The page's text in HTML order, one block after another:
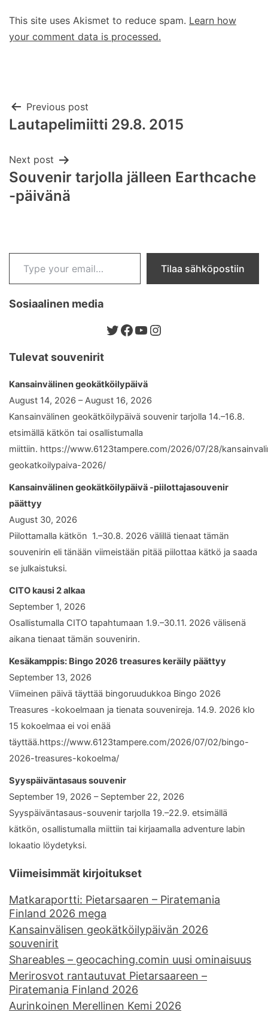
This site uses Akismet to reduce spam. Learn how
your comment data is processed.
Post
navigation
Previous post
Lautapelimiitti 29.8. 2015
Next post
Souvenir tarjolla jälleen Earthcache
-päivänä
Type your email…
Tilaa sähköpostiin
Sosiaalinen media
Twitter
Facebook
YouTube
Instagram
Tulevat souvenirit
Kansainvälinen geokätköilypäivä
August 14, 2026 – August 16, 2026
Kansainvälinen geokätköilypäivä souvenir tarjolla 14.–16.8.
etsimällä kätkön tai osallistumalla
miittiin. https://www.6123tampere.com/2026/07/28/
geokatkoilypaiva-2026/
Kansainvälinen geokätköilypäivä -piilottajasouvenir
päättyy
August 30, 2026
Piilottamalla kätkön 1.–30.8. 2026 välillä tienaat tämän
souvenirin eli tänään viimeistään pitää piilottaa kätkö ja saada
se julkaistuksi.
CITO kausi 2 alkaa
September 1, 2026
Osallistumalla CITO tapahtumaan 1.9.–30.11. 2026 välisenä
aikana tienaat tämän souvenirin.
Kesäkamppis: Bingo 2026 treasures keräily päättyy
September 13, 2026
Viimeinen päivä täyttää bingoruudukkoa Bingo 2026
Treasures -kokoelmaan ja tienata souvenireja. 14.9. 2026 klo
15 kokoelmaa ei voi enää
täyttää.https://www.6123tampere.com/2026/07/02/bingo-
2026-treasures-kokoelma/
Syyspäiväntasaus souvenir
September 19, 2026 – September 22, 2026
Syyspäiväntasaus-souvenir tarjolla 19.–22.9. etsimällä
kätkön, osallistumalla miittiin tai kirjaamalla adventure labin
lokaatio löydetyksi.
Viimeisimmät kirjoitukset
Matkaraportti: Pietarsaaren – Piratemania
Finland 2026 mega
Kansainvälisen geokätköilypäivän 2026
souvenirit
Shareables – geocaching.comin uusi ominaisuus
Merirosvot rantautuvat Pietarsaareen –
Piratemania Finland 2026
Aurinkoinen Merellinen Kemi 2026